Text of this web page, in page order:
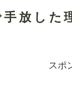
放した
スポ